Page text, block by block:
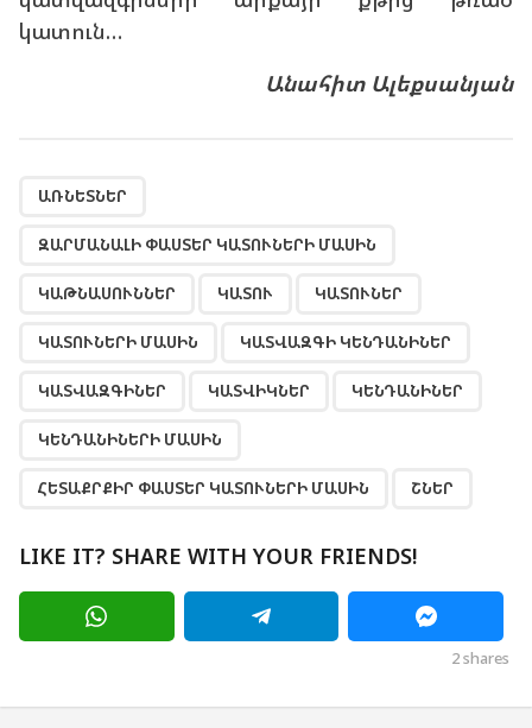
կատուն…
Անահիտ Ալեքսանյան
ԱՌՆԵՏՆԵՐ
ԶԱՐՄԱՆԱԼԻ ՓԱՍՏԵՐ ԿԱՏՈՒՆԵՐԻ ՄԱՍԻՆ
ԿԱԹՆԱՍՈՒՆՆԵՐ ԿԱՏՈՒ ԿԱՏՈՒՆԵՐ
ԿԱՏՈՒՆԵՐԻ ՄԱՍԻՆ ԿԱՏՎԱԶԳԻ ԿԵՆԴԱՆԻՆԵՐ
ԿԱՏՎԱԶԳԻՆԵՐ ԿԱՏՎԻԿՆԵՐ ԿԵՆԴԱՆԻՆԵՐ
ԿԵՆԴԱՆԻՆԵՐԻ ՄԱՍԻՆ
ՀԵՏԱՔՐՔԻՐ ՓԱՍՏԵՐ ԿԱՏՈՒՆԵՐԻ ՄԱՍԻՆ ՇՆԵՐ
LIKE IT? SHARE WITH YOUR FRIENDS!
2shares